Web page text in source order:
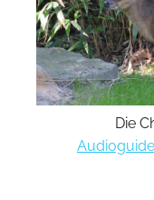
Die